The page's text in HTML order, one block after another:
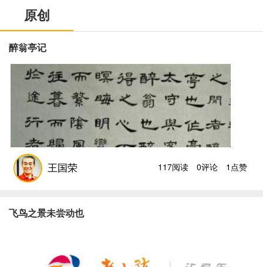
原创
醉翁亭记
王国荣 117阅读 0评论 1点赞
飞鸟之景未尝动也